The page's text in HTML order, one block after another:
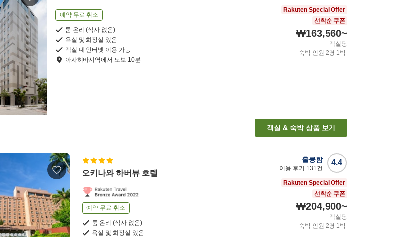
예약 무료 취소
룸 온리 (식사 없음)
욕실 및 화장실 있음
객실 내 인터넷 이용 가능
아사히바시역에서 도보 10분
Rakuten Special Offer
선착순 쿠폰
₩163,560~
객실당
숙박 인원 2명 1박
객실 & 숙박 상품 보기
오키나와 하버뷰 호텔
예약 무료 취소
룸 온리 (식사 없음)
욕실 및 화장실 있음
4.4
훌륭함
이용 후기 131건
Rakuten Special Offer
선착순 쿠폰
₩204,900~
객실당
숙박 인원 2명 1박